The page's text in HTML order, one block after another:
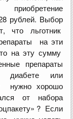
рублей. Выбор
что льготник
на эти
на эту сумму
препараты
диабете или
нужно хорошо
от набора
? Если